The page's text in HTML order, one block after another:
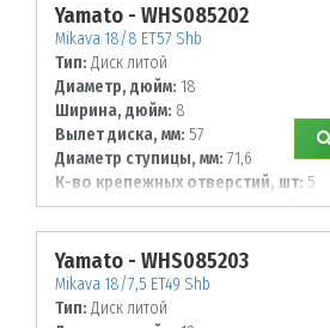
Yamato - WHS085202
Mikava 18/8 ET57 Shb
Тип: Диск литой
Диаметр, дюйм: 18
Ширина, дюйм: 8
Вылет диска, мм: 57
Диаметр ступицы, мм: 71,6
К-во крепежных отверстий, шт: 5
Диаметр располож. отверстий, мм:
130
Yamato - WHS085203
Mikava 18/7,5 ET49 Shb
Тип: Диск литой